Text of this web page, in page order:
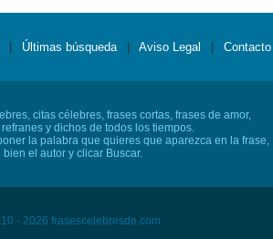
Últimas búsqueda Aviso Legal Contacto
citas célebres, frases cortas, frases de amor,
y dichos de todos los tiempos.
la palabra que quieres que aparezca en la frase,
bien el autor y clicar Buscar.
- 2026 frasescelebresde.com